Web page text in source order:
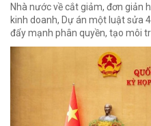
Nhà nước về cắt giảm, đơn giản
kinh doanh, Dự án một luật sửa
đẩy mạnh phân quyền, tạo môi